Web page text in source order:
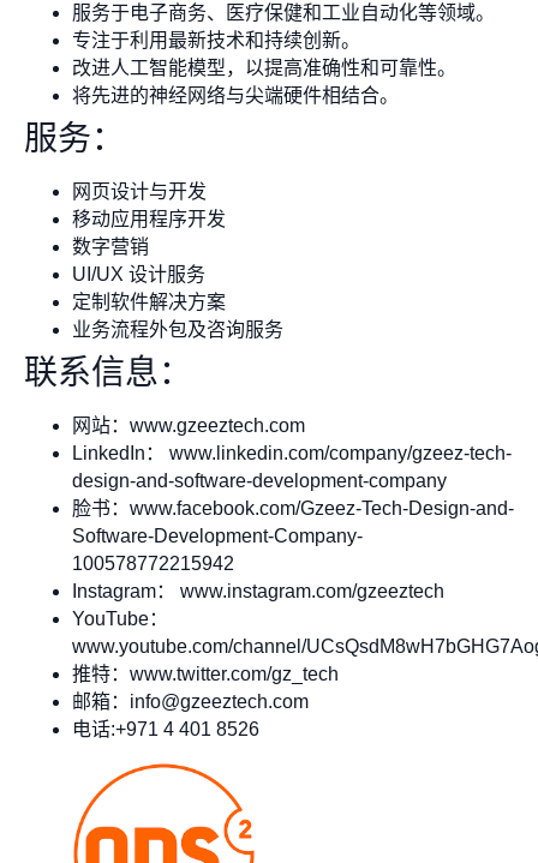
服务于电子商务、医疗保健和工业自动化等领域。
专注于利用最新技术和持续创新。
改进人工智能模型，以提高准确性和可靠性。
将先进的神经网络与尖端硬件相结合。
服务：
网页设计与开发
移动应用程序开发
数字营销
UI/UX 设计服务
定制软件解决方案
业务流程外包及咨询服务
联系信息：
网站：www.gzeeztech.com
LinkedIn： www.linkedin.com/company/gzeez-tech-
design-and-software-development-company
脸书：www.facebook.com/Gzeez-Tech-Design-and-
Software-Development-Company-
100578772215942
Instagram： www.instagram.com/gzeeztech
YouTube：
www.youtube.com/channel/
推特：www.twitter.com/gz_tech
邮箱： info@gzeeztech.com
电话:+971 4 401 8526